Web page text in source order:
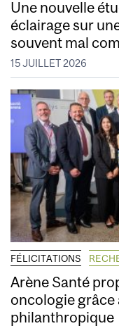
Une nouvelle
éclairage sur
souvent mal
15 JUILLET 2026
FÉLICITATIONS
Arène Santé
oncologie
philanthropique